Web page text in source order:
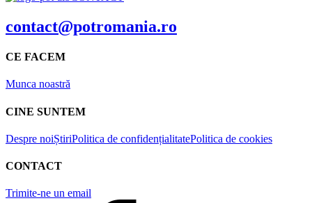
contact@potromania.ro
CE FACEM
Munca noastră
CINE SUNTEM
Despre noiȘtiriPolitica de confidențialitatePolitica de cookies
CONTACT
Trimite-ne un email